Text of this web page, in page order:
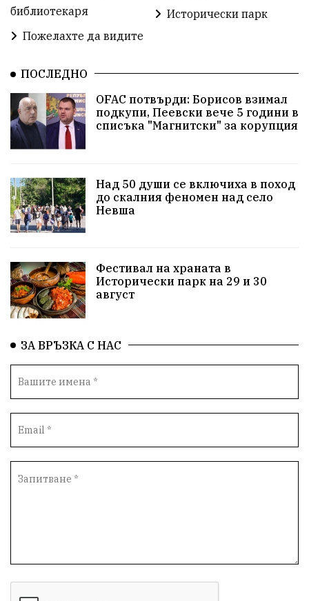
Предстоящи Доброволчески дейности
Забавления Второ българско царство
Храна от село Лична инициатива
Здравословно Изкуство Заедно за България
Актуално Образователно
Красиво Ветрино защитниците
Детски лагер
Историческа живопис
Народно читалище Изобразително изкуство
български художници
Семейство Новости
Възстановки
благотворителност Красиво Ветрино медии
Родолюбие обучение Доброплодно
Духовност
библиотекаря
Исторически парк
Пожелахте да видите
ПОСЛЕДНО
OFAC потвърди: Борисов взимал
подкупи, Пеевски вече 5 години в
списъка "Магнитски" за корупция
Над 50 души се включиха в поход
до скалния феномен над село
Невша
Фестивал на храната в
Исторически парк на 29 и 30
август
ЗА ВРЪЗКА С НАС